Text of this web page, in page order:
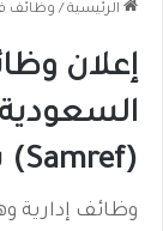
الرئيسية / وظائف
إعلان
(Samref) بمدينة ينبع الصناعية
وظائف إدارية